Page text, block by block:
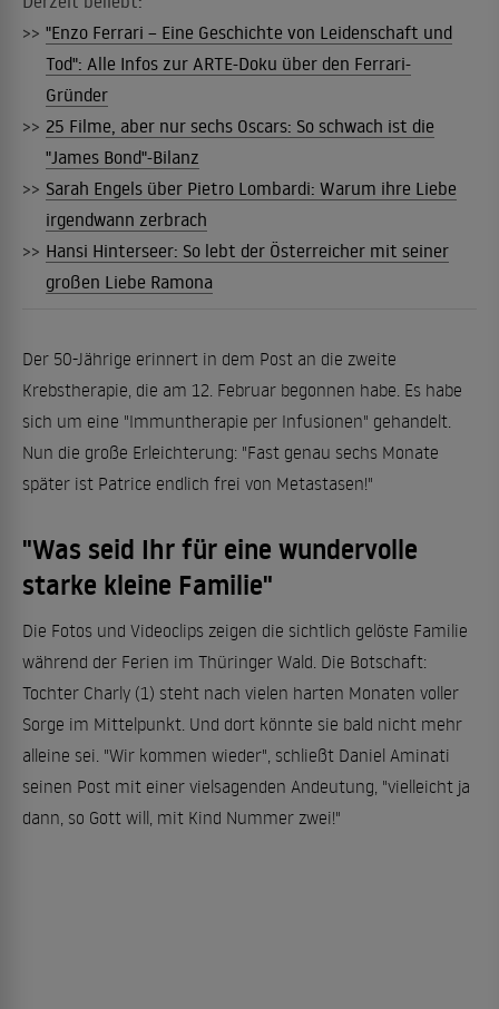
>> "Enzo Ferrari – Eine Geschichte von Leidenschaft und
Tod": Alle Infos zur ARTE-Doku über den Ferrari-
Gründer
>> 25 Filme, aber nur sechs Oscars: So schwach ist die
"James Bond"-Bilanz
>> Sarah Engels über Pietro Lombardi: Warum ihre Liebe
irgendwann zerbrach
>> Hansi Hinterseer: So lebt der Österreicher mit seiner
großen Liebe Ramona
Der 50-Jährige erinnert in dem Post an die zweite
Krebstherapie, die am 12. Februar begonnen habe. Es habe
sich um eine "Immuntherapie per Infusionen" gehandelt.
Nun die große Erleichterung: "Fast genau sechs Monate
später ist Patrice endlich frei von Metastasen!"
"Was seid Ihr für eine wundervolle
starke kleine Familie"
Die Fotos und Videoclips zeigen die sichtlich gelöste Familie
während der Ferien im Thüringer Wald. Die Botschaft:
Tochter Charly (1) steht nach vielen harten Monaten voller
Sorge im Mittelpunkt. Und dort könnte sie bald nicht mehr
alleine sei. "Wir kommen wieder", schließt Daniel Aminati
seinen Post mit einer vielsagenden Andeutung, "vielleicht ja
dann, so Gott will, mit Kind Nummer zwei!"